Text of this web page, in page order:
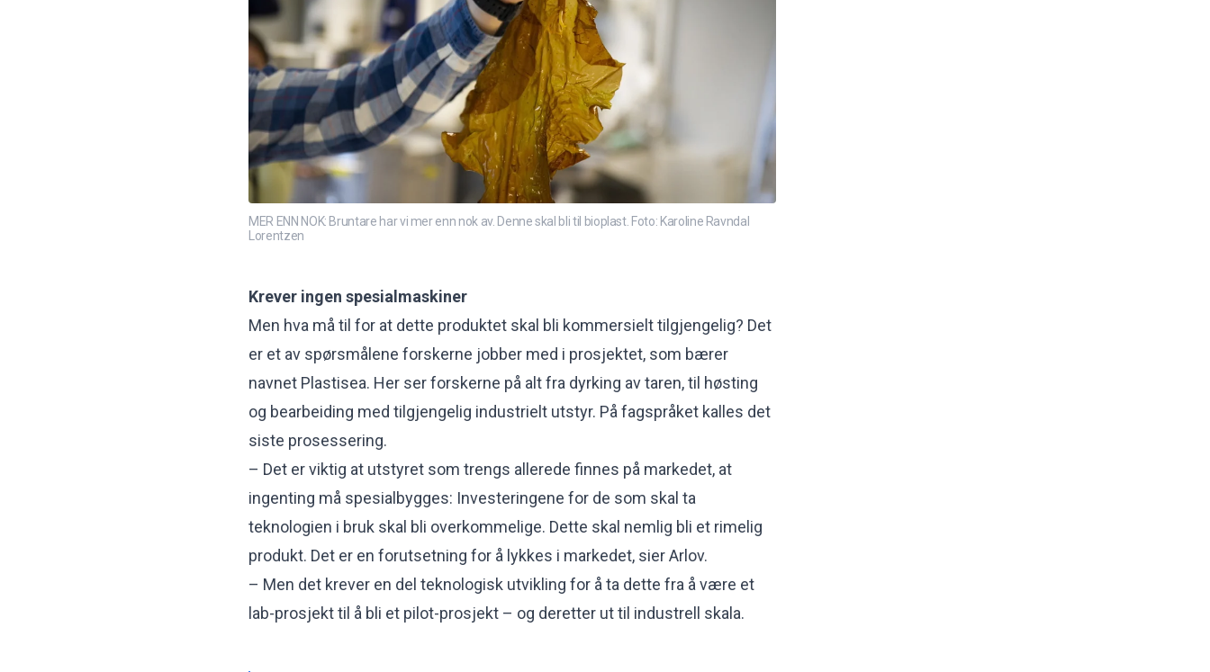
MER ENN NOK: Bruntare har vi mer enn nok av. Denne skal bli til bioplast. Foto: Karoline Ravndal
Lorentzen
Krever ingen spesialmaskiner
Men hva må til for at dette produktet skal bli kommersielt tilgjengelig? Det
er et av spørsmålene forskerne jobber med i prosjektet, som bærer
navnet Plastisea. Her ser forskerne på alt fra dyrking av taren, til høsting
og bearbeiding med tilgjengelig industrielt utstyr. På fagspråket kalles det
siste prosessering.
– Det er viktig at utstyret som trengs allerede finnes på markedet, at
ingenting må spesialbygges: Investeringene for de som skal ta
teknologien i bruk skal bli overkommelige. Dette skal nemlig bli et rimelig
produkt. Det er en forutsetning for å lykkes i markedet, sier Arlov.
– Men det krever en del teknologisk utvikling for å ta dette fra å være et
lab-prosjekt til å bli et pilot-prosjekt – og deretter ut til industrell skala.